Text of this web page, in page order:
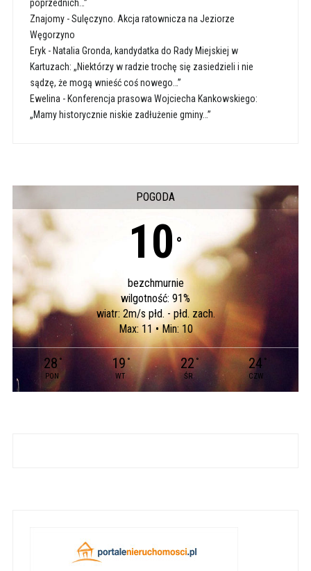
poprzednich…”
Znajomy-Sulęczyno. Akcja ratownicza na Jeziorze
Węgorzyno
Eryk- Natalia Gronda, kandydatka do Rady Miejskiej w
Kartuzach: „Niektórzy w radzie trochę się zasiedzieli i nie
sądzę, że mogą wnieść coś nowego…”
Ewelina - Konferencja prasowa Wojciecha Kankowskiego:
„Mamy historycznie niskie zadłużenie gminy…”
POGODA
10 °
bezchmurnie
wilgotność: 91%
wiatr: 2m/s płd. - płd. zach.
Max: 11 • Min: 10
28 °
PON
19°
WT
22 °
ŚR
24 °
CZW